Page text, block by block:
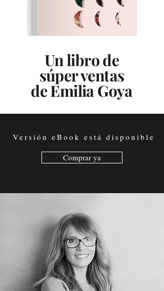
Un libro de
súper ventas
de Emilia Goya
Versión eBook está disponible
Comprar ya